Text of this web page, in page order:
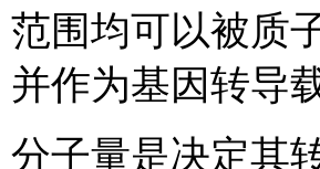
范围均可以被质
并作为基因转导
分子量是决定其